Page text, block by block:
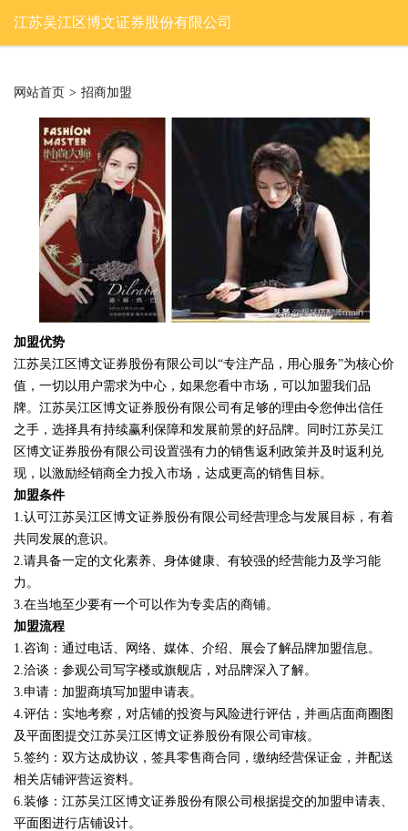
江苏吴江区博文证券股份有限公司
网站首页 > 招商加盟
加盟优势
江苏吴江区博文证券股份有限公司以“专注产品，用心服务”为核心价
值，一切以用户需求为中心，如果您看中市场，可以加盟我们品
牌。江苏吴江区博文证券股份有限公司有足够的理由令您伸出信任
之手，选择具有持续赢利保障和发展前景的好品牌。同时江苏吴江
区博文证券股份有限公司设置强有力的销售返利政策并及时返利兑
现，以激励经销商全力投入市场，达成更高的销售目标。
加盟条件
1.认可江苏吴江区博文证券股份有限公司经营理念与发展目标，有着
共同发展的意识。
2.请具备一定的文化素养、身体健康、有较强的经营能力及学习能
力。
3.在当地至少要有一个可以作为专卖店的商铺。
加盟流程
1.咨询：通过电话、网络、媒体、介绍、展会了解品牌加盟信息。
2.洽谈：参观公司写字楼或旗舰店，对品牌深入了解。
3.申请：加盟商填写加盟申请表。
4.评估：实地考察，对店铺的投资与风险进行评估，并画店面商圈图
及平面图提交江苏吴江区博文证券股份有限公司审核。
5.签约：双方达成协议，签具零售商合同，缴纳经营保证金，并配送
相关店铺评营运资料。
6.装修：江苏吴江区博文证券股份有限公司根据提交的加盟申请表、
平面图进行店铺设计。